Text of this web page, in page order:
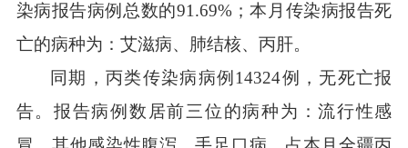
染病报告病例总数的91.69%；本月传染病报告死
亡的病种为：艾滋病、肺结核、丙肝。
同期，丙类传染病病例14324例，无死亡报
告。报告病例数居前三位的病种为：流行性感